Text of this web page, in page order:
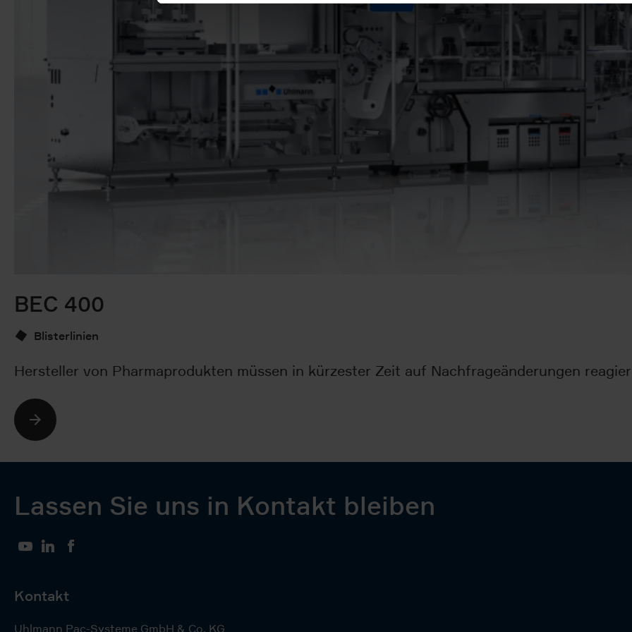
BEC 400
Blisterlinien
Hersteller von Pharmaprodukten müssen in kürzester Zeit auf Nachfrageänderungen
Lassen Sie uns in Kontakt bleiben
YouTubeLinkedIn
Kontakt
Uhlmann Pac-Systeme GmbH & Co. KG